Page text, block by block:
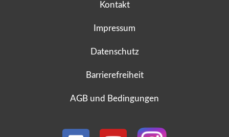
Kontakt
Impressum
Datenschutz
Barrierefreiheit
AGB und Bedingungen